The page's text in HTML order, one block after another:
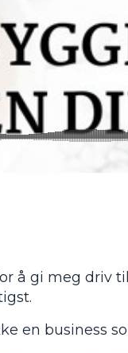
å gi meg driv
en business